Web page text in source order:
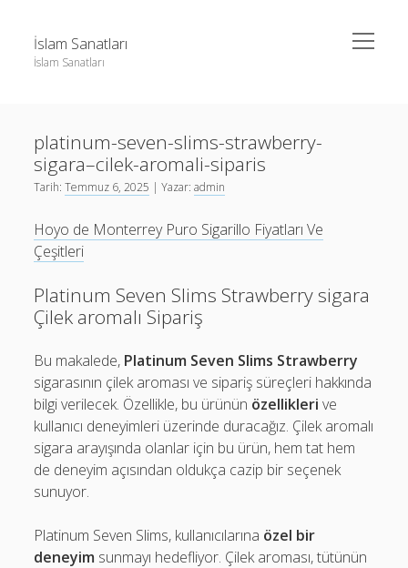
İslam Sanatları
İslam Sanatları
menüyü
aç
Liste
Sayfa Listesi
Instagram Beğeni Yükseltme Bedava
Sayfa Listesi
platinum-seven-slims-strawberry-
sigara–cilek-aromali-siparis
Tarih:Temmuz 6, 2025 | Yazar:admin
Hoyo de Monterrey Puro Sigarillo Fiyatları Ve
Çeşitleri
Platinum Seven Slims Strawberry sigara
Çilek aromalı Sipariş
Bu makalede, Platinum Seven Slims Strawberry
sigarasının çilek aroması ve sipariş süreçleri hakkında
bilgi verilecek. Özellikle, bu ürünün özellikleri ve
kullanıcı deneyimleri üzerinde duracağız. Çilek aromalı
sigara arayışında olanlar için bu ürün, hem tat hem
de deneyim açısından oldukça cazip bir seçenek
sunuyor.
Platinum Seven Slims, kullanıcılarına özel bir
deneyim sunmayı hedefliyor. Çilek aroması, tütünün